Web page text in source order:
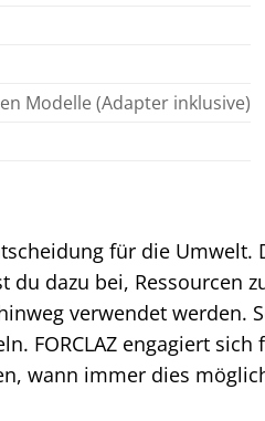
Modelle (Adapter inklusive)
für die
dazu bei, Ressourcen
verwendet werden.
FORCLAZ engagiert sich
wann immer dies